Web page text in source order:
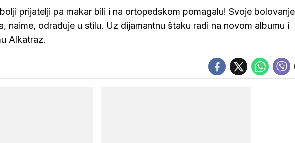
prijatelji pa makar bili i na ortopedskom pomagalu! Svoje bolovanje
naime, odrađuje u stilu. Uz dijamantnu štaku radi na novom albumu i
Alkatraz.